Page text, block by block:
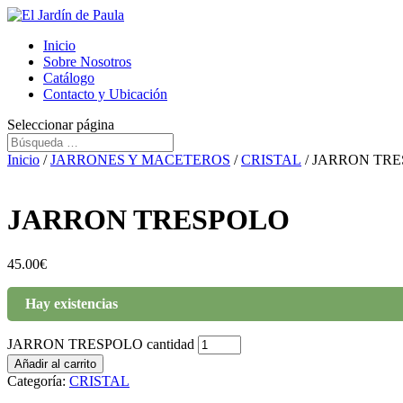
Inicio
Sobre Nosotros
Catálogo
Contacto y Ubicación
Seleccionar página
Inicio /JARRONES Y MACETEROS /CRISTAL / JARRON
JARRON TRESPOLO
45.00€
Hay existencias
JARRON TRESPOLO cantidad
Añadir al carrito
Categoría: CRISTAL